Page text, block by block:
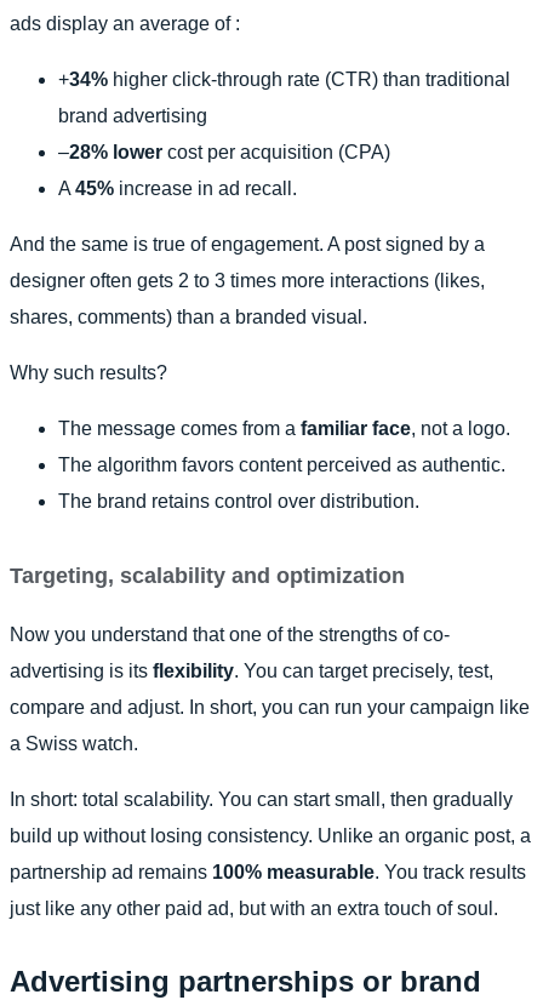
ads display an average of :
+34% higher click-through rate (CTR) than traditional
brand advertising
–28% lower cost per acquisition (CPA)
A45% increase in ad recall.
And the same is true of engagement. A post signed by a
designer often gets 2 to 3 times more interactions (likes,
shares, comments) than a branded visual.
Why such results?
The message comes from a familiar face, not a logo.
The algorithm favors content perceived as authentic.
The brand retains control over distribution.
Targeting, scalability and optimization
Now you understand that one of the strengths of co-
advertising is its flexibility. You can target precisely, test,
compare and adjust. In short, you can run your campaign like
a Swiss watch.
In short: total scalability. You can start small, then gradually
build up without losing consistency. Unlike an organic post, a
partnership ad remains 100% measurable. You track results
just like any other paid ad, but with an extra touch of soul.
Advertising partnerships or brand